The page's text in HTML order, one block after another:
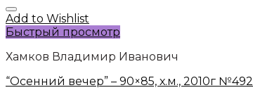
Add to Wishlist
Быстрый просмотр
Хамков Владимир Иванович
“Осенний вечер” – 90×85, х.м., 2010г №492